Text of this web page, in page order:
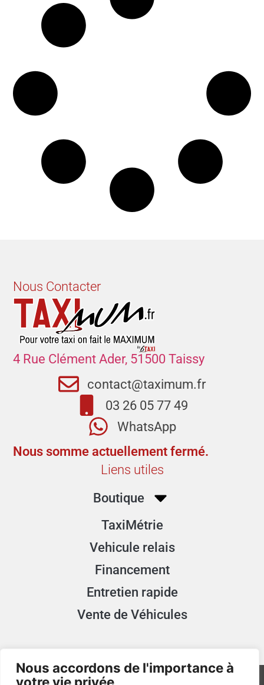
Nous accordons de l'importance à
votre vie privée
Nous Contacter
4 Rue Clément Ader, 51500 Taissy
contact@taximum.fr
03 26 05 77 49
WhatsApp
Nous somme actuellement fermé.
Liens utiles
Boutique
TaxiMétrie
Vehicule relais
Financement
Entretien rapide
Vente de Véhicules